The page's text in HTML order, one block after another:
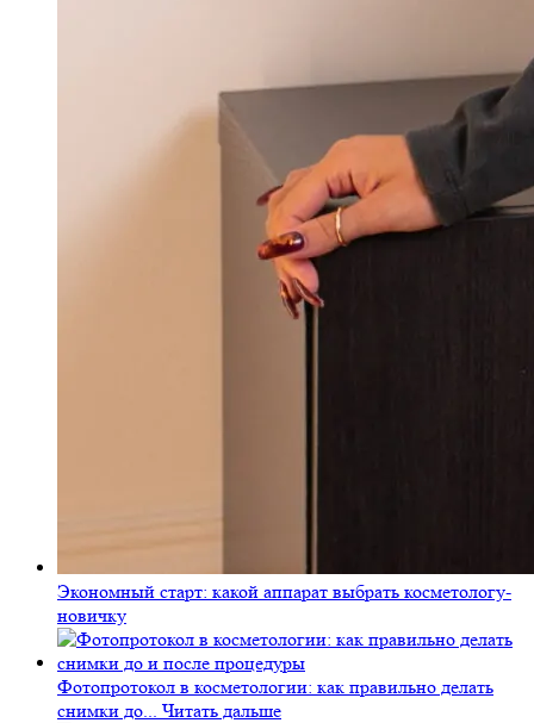
Экономный старт: какой аппарат выбрать косметологу-
новичку
Фотопротокол в косметологии: как правильно делать
снимки до... Читать дальше